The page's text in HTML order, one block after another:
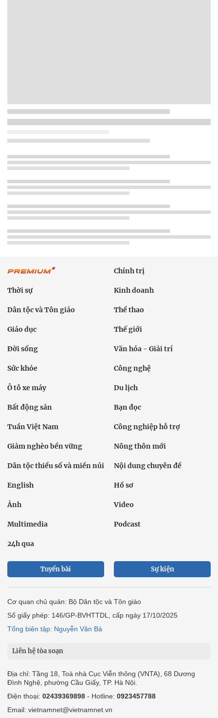
Chính trị
Thời sự Kinh doanh
Dân tộc và Tôn giáo Thể thao
Giáo dục Thế giới
Đời sống Văn hóa - Giải trí
Sức khỏe Công nghệ
Ô tô xe máy Du lịch
Bất động sản Bạn đọc
Tuần Việt Nam Công nghiệp hỗ trợ
Giảm nghèo bền vững Nông thôn mới
Dân tộc thiểu số và miền núi Nội dung chuyên đề
English Hồ sơ
Ảnh Video
Multimedia Podcast
24h qua
Tuyến bài Sự kiện
Cơ quan chủ quản: Bộ Dân tộc và Tôn giáo
Số giấy phép: 146/GP-BVHTTDL, cấp ngày 17/10/2025
Tổng biên tập: Nguyễn Văn Bá
Liên hệ tòa soạn
Địa chỉ: Tầng 18, Toà nhà Cục Viễn thông (VNTA), 68 Dương
Đình Nghệ, phường Cầu Giấy, TP. Hà Nội.
Điện thoại: 02439369898 - Hotline: 0923457788
Email: vietnamnet@vietnamnet.vn